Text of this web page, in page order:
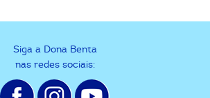
Siga a Dona Benta
nas redes sociais: